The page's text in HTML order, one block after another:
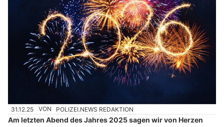
31.12.25 VON POLIZEI.NEWS REDAKTION
Am letzten Abend des Jahres 2025 sagen wir von Herzen